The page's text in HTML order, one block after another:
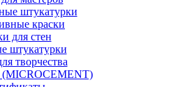
штукатурки
краски
для стен
штукатурки
творчества